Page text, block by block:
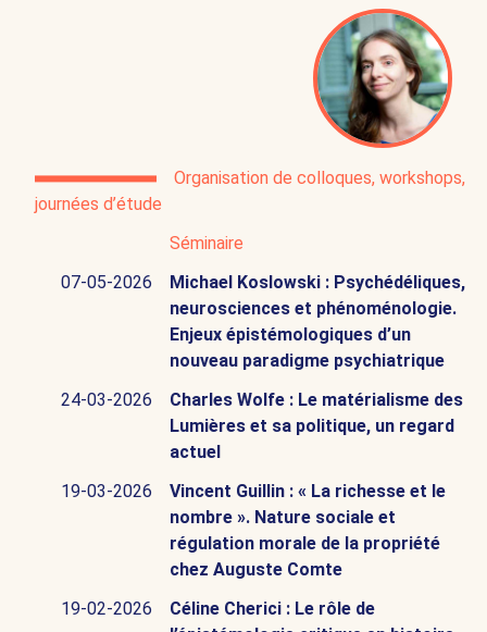
Organisation de colloques, workshops,
journées d’étude
Séminaire
07-05-2026
Michael Koslowski : Psychédéliques,
neurosciences et phénoménologie.
Enjeux épistémologiques d’un
nouveau paradigme psychiatrique
24-03-2026
Charles Wolfe : Le matérialisme des
Lumières et sa politique, un regard
actuel
19-03-2026
Vincent Guillin : « La richesse et le
nombre ». Nature sociale et
régulation morale de la propriété
chez Auguste Comte
19-02-2026
Céline Cherici : Le rôle de